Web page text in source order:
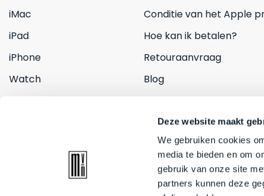
Deze website maakt
We gebruiken cookies
media te bieden en om
gebruik van onze site
partners kunnen deze
iMac
iPad
iPhone
Watch
Conditie van het Apple
Hoe kan ik betalen?
Retouraanvraag
Blog